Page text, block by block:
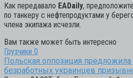
Как передавало EADaily,
по танкеру с нефтепродуктами у
члена экипажа исчезли.
Вам также может быть интересно
Грузчики 0
Польская оппозиция предложила
безработных украинцев